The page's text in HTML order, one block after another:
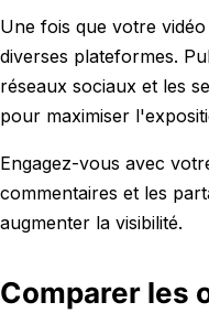
Une fois que votre
diverses plateformes.
réseaux sociaux et les
pour maximiser
Engagez-vous avec
commentaires et les
augmenter la visibilité.
Comparer les